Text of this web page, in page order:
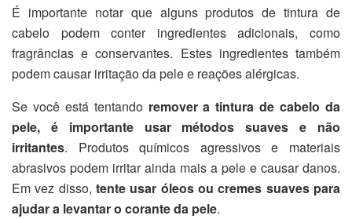
É importante notar que alguns produtos de tintura de
cabelo podem conter ingredientes adicionais, como
fragrâncias e conservantes. Estes ingredientes também
podem causar irritação da pele e reações alérgicas.
Se você está tentando remover a tintura de cabelo da
pele, é importante usar métodos suaves e não
irritantes. Produtos químicos agressivos e materiais
abrasivos podem irritar ainda mais a pele e causar danos.
Em vez disso, tente usar óleos ou cremes suaves para
ajudar a levantar o corante da pele.